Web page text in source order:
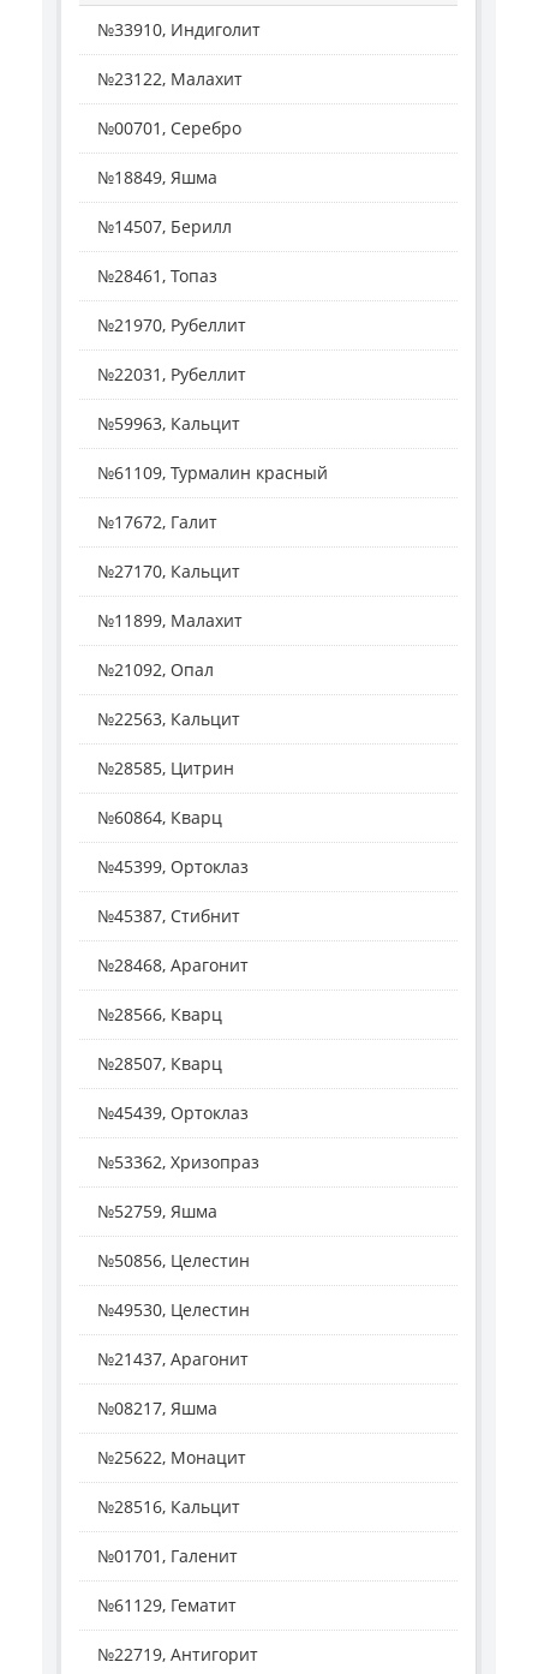
№33910, Индиголит
№23122, Малахит
№00701, Серебро
№18849, Яшма
№14507, Берилл
№28461, Топаз
№21970, Рубеллит
№22031, Рубеллит
№59963, Кальцит
№61109, Турмалин красный
№17672, Галит
№27170, Кальцит
№11899, Малахит
№21092, Опал
№22563, Кальцит
№28585, Цитрин
№60864, Кварц
№45399, Ортоклаз
№45387, Стибнит
№28468, Арагонит
№28566, Кварц
№28507, Кварц
№45439, Ортоклаз
№53362, Хризопраз
№52759, Яшма
№50856, Целестин
№49530, Целестин
№21437, Арагонит
№08217, Яшма
№25622, Монацит
№28516, Кальцит
№01701, Галенит
№61129, Гематит
№22719, Антигорит